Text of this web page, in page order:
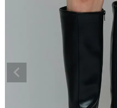
OUTLET